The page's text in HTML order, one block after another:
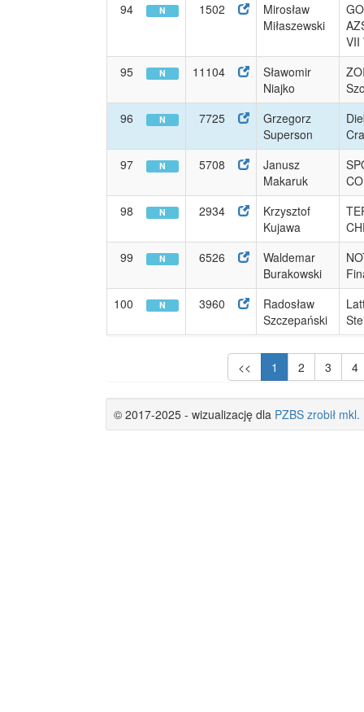
94
N 1502
Mirosław
Miłaszewski
VII
95
N 11104
Sławomir
Niajko
96
N 7725
Grzegorz
Superson
97
N 5708
Janusz
Makaruk
98
N 2934
Krzysztof
Kujawa
99
N 6526
Waldemar
Burakowski
100
N 3960
Radosław
Szczepański
<< 1 2 3 4
© 2017-2025 - wizualizację dla PZBS zrobił mkl.